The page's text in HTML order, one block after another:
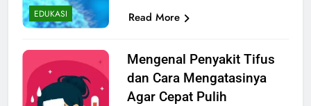
EDUKASI Read More
Mengenal Penyakit Tifus
dan Cara Mengatasinya
Agar Cepat Pulih